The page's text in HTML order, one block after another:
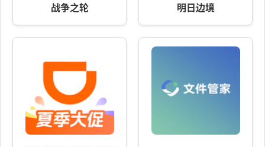
战争之轮 明日边境